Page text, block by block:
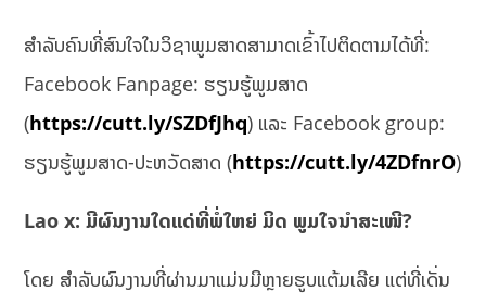
ສຳລັບຄົນທີ່ສົນໃຈໃນວິຊາພູມສາດສາມາດເຂົ້າໄປຕິດຕາມໄດ້ທີ່:
Facebook Fanpage: ຮຽນຮູ້ພູມສາດ
(https://cutt.ly/SZDfJhq) ແລະ Facebook group:
ຮຽນຮູ້ພູມສາດ-ປະຫວັດສາດ (https://cutt.ly/4ZDfnrO)
Lao x: ມີຜົນງານໃດແດ່ທີ່ພໍ່ໃຫຍ່ ມິດ ພູມໃຈນໍາສະເໜີ?
ໂດຍ ສໍາລັບຜົນງານທີ່ຜ່ານມາແມ່ນມີຫຼາຍຮູບແຕ້ມເລີຍ ແຕ່ທີ່ເດັ່ນ